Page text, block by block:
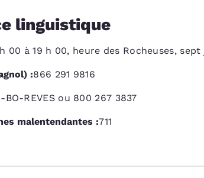
linguistique
00 à 19 h 00, heure des Rocheuses,
:866 291 9816
BO-REVES ou 800 267 3837
malentendantes :711